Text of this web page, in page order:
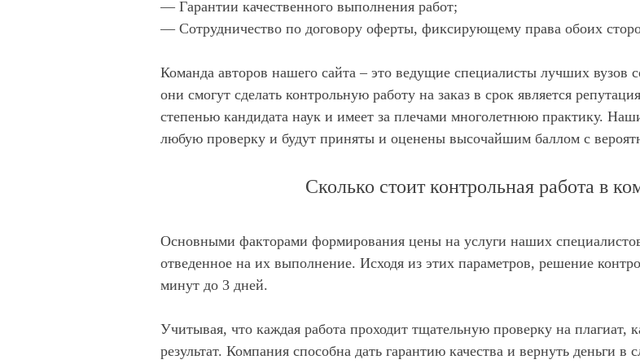
— Гарантии качественного выполнения работ;
— Сотрудничество по договору оферты, фиксирующему права обоих
Команда авторов нашего сайта – это ведущие специалисты лучших вузов
они смогут сделать контрольную работу на заказ в срок является
степенью кандидата наук и имеет за плечами многолетнюю практику.
любую проверку и будут приняты и оценены высочайшим баллом с
Сколько стоит контрольная работа в
Основными факторами формирования цены на услуги наших
отведенное на их выполнение. Исходя из этих параметров, решение
минут до 3 дней.
Учитывая, что каждая работа проходит тщательную проверку на плагиат,
результат. Компания способна дать гарантию качества и вернуть деньги в